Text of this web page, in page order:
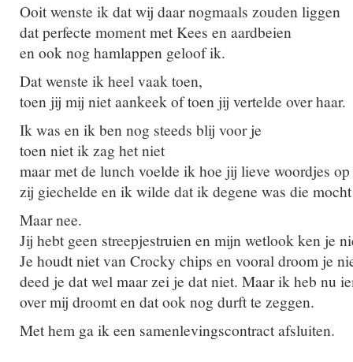
Ooit wenste ik dat wij daar nogmaals zouden liggen
dat perfecte moment met Kees en aardbeien
en ook nog hamlappen geloof ik.
Dat wenste ik heel vaak toen,
toen jij mij niet aankeek of toen jij vertelde over haar.
Ik was en ik ben nog steeds blij voor je
toen niet ik zag het niet
maar met de lunch voelde ik hoe jij lieve woordjes
zij giechelde en ik wilde dat ik degene was die
Maar nee.
Jij hebt geen streepjestruien en mijn wetlook ken je
Je houdt niet van Crocky chips en vooral droom je
deed je dat wel maar zei je dat niet. Maar ik heb nu
over mij droomt en dat ook nog durft te zeggen.
Met hem ga ik een samenlevingscontract afsluiten.